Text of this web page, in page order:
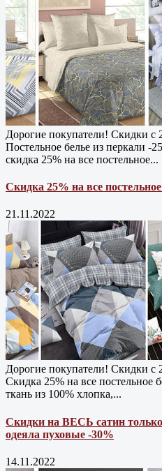
Дорогие покупатели! Скидки с
Постельное белье из перкали -
скидка 25% на все постельное...
Скидка 25% на все
21.11.2022
Дорогие покупатели! Скидки с
Скидка 25% на все постельное
ткань из 100% хлопка,...
Скидки на ВЕСЬ сатин
одеяла пуховые -30%
14.11.2022